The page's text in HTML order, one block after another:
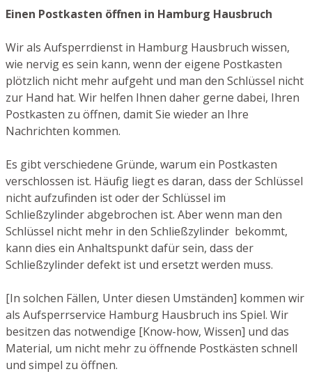
Einen Postkasten öffnen in Hamburg Hausbruch
Wir als Aufsperrdienst in Hamburg Hausbruch wissen,
wie nervig es sein kann, wenn der eigene Postkasten
plötzlich nicht mehr aufgeht und man den Schlüssel nicht
zur Hand hat. Wir helfen Ihnen daher gerne dabei, Ihren
Postkasten zu öffnen, damit Sie wieder an Ihre
Nachrichten kommen.
Es gibt verschiedene Gründe, warum ein Postkasten
verschlossen ist. Häufig liegt es daran, dass der Schlüssel
nicht aufzufinden ist oder der Schlüssel im
Schließzylinder abgebrochen ist. Aber wenn man den
Schlüssel nicht mehr in den Schließzylinder bekommt,
kann dies ein Anhaltspunkt dafür sein, dass der
Schließzylinder defekt ist und ersetzt werden muss.
[In solchen Fällen, Unter diesen Umständen] kommen wir
als Aufsperrservice Hamburg Hausbruch ins Spiel. Wir
besitzen das notwendige [Know-how, Wissen] und das
Material, um nicht mehr zu öffnende Postkästen schnell
und simpel zu öffnen.